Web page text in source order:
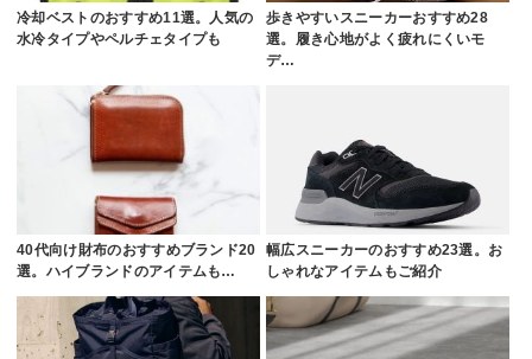
冷却ベストのおすすめ11選。人気の
水冷タイプやペルチェタイプも
歩きやすいスニーカーおすすめ28
選。履き心地がよく疲れにくいモ
デ…
40代向け財布のおすすめブランド20
選。ハイブランドのアイテムも…
幅広スニーカーのおすすめ23選。お
しゃれなアイテムもご紹介